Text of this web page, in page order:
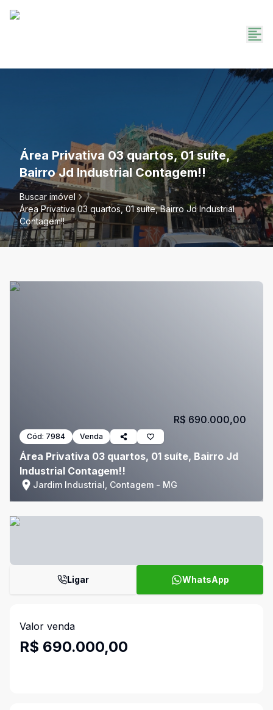
Área Privativa 03 quartos, 01 suíte,
Bairro Jd Industrial Contagem!!
Buscar imóvel
Área Privativa 03 quartos, 01 suíte, Bairro Jd Industrial
Contagem!!
Cód: 7984 Venda
Área Privativa 03 quartos, 01 suíte, Bairro Jd
Industrial Contagem!!
Jardim Industrial, Contagem - MG
R$ 690.000,00
Ligar WhatsApp
Valor venda
R$ 690.000,00